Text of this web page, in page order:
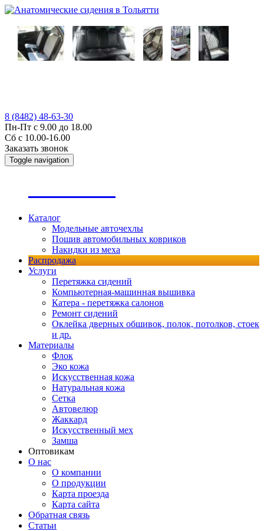
8 (8482) 48-63-30
Пн-Пт с 9.00 до 18.00
Сб с 10.00-16.00
Заказать звонок
Toggle navigation
Каталог
Модельные авточехлы
Пошив автомобильных ковриков
Накидки из меха
Распродажа
Услуги
Перетяжка сидений
Компьютерная-машинная вышивка
Катера - перетяжка салонов
Ремонт сидений
Оклейка дверных обшивок, полок, потолков, стоек
и др.
Материалы
Флок
Эко кожа
Искусственная кожа
Натуральная кожа
Сетка
Автовелюр
Жаккард
Искусственный мех
Замша
Оптовикам
О нас
О компании
О продукции
Карта проезда
Карта сайта
Обратная связь
Статьи